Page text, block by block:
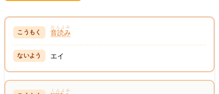
音読み
おんよみ
エイ
くんよみ